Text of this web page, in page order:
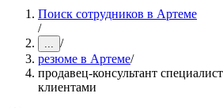
Поиск сотрудников в Артеме
/
... /
резюме в Артеме/
продавец-консультант
клиентами